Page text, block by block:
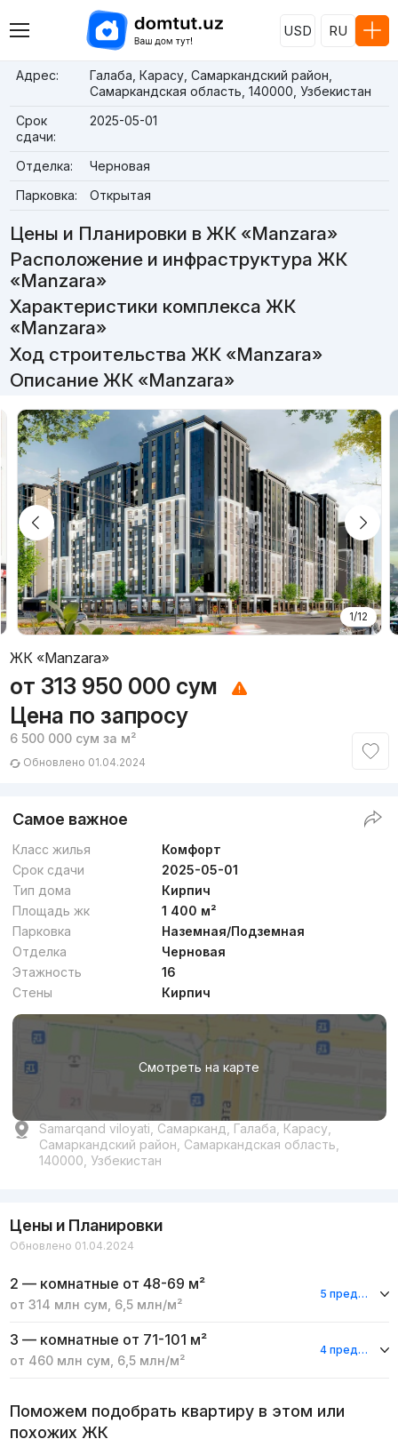
USD RU
Адрес:
Галаба, Карасу, Самаркандский район,
Самаркандская область, 140000, Узбекистан
Срок
сдачи:
2025-05-01
Отделка:
Черновая
Парковка:
Открытая
Цены и Планировки в ЖК «Manzara»
Расположение и инфраструктура ЖК
«Manzara»
Характеристики комплекса ЖК
«Manzara»
Ход строительства ЖК «Manzara»
Описание ЖК «Manzara»
1/12
ЖК «Manzara»
от 313 950 000 сум
Цена по запросу
6 500 000 сум за м²
Обновлено 01.04.2024
Самое важное
Класс жилья
Комфорт
Срок сдачи
2025-05-01
Тип дома
Кирпич
Площадь жк
1 400 м²
Парковка
Наземная/Подземная
Отделка
Черновая
Этажность
16
Стены
Кирпич
Смотреть на карте
Samarqand viloyati, Самарканд, Галаба, Карасу,
Самаркандский район, Самаркандская область,
140000, Узбекистан
Цены и Планировки
Обновлено 01.04.2024
2 — комнатные от 48-69 м²
от 314 млн сум 6,5 млн/м²
5 предложений
3 — комнатные от 71-101 м²
от 460 млн сум 6,5 млн/м²
4 предложения
Поможем подобрать квартиру в этом или
похожих ЖК